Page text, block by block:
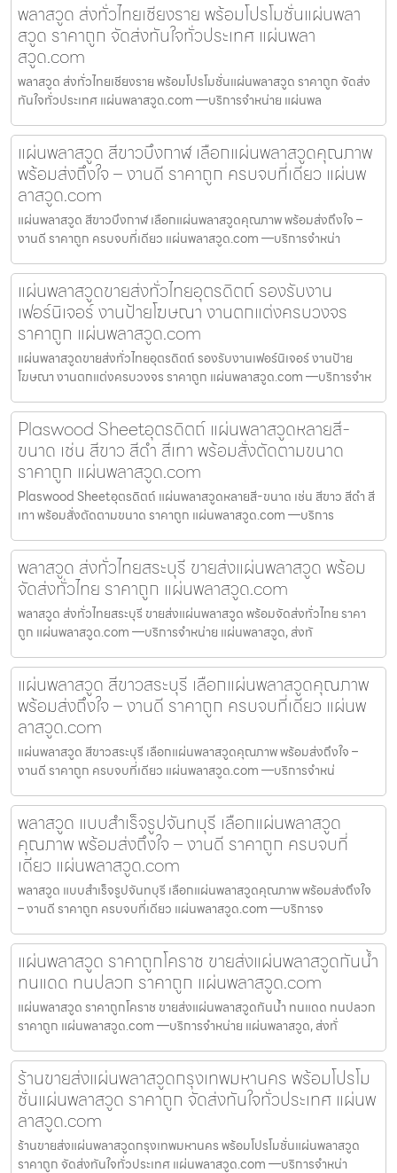
พลาสวูด ส่งทั่วไทยเชียงราย พร้อมโปรโมชั่นแผ่นพลา
สวูด ราคาถูก จัดส่งทันใจทั่วประเทศ แผ่นพลา
สวูด.com
พลาสวูด ส่งทั่วไทยเชียงราย พร้อมโปรโมชั่นแผ่นพลาสวูด ราคาถูก จัดส่ง
ทันใจทั่วประเทศ แผ่นพลาสวูด.com —บริการจำหน่าย แผ่นพล
แผ่นพลาสวูด สีขาวบึงกาฬ เลือกแผ่นพลาสวูดคุณภาพ
พร้อมส่งถึงใจ – งานดี ราคาถูก ครบจบที่เดียว แผ่นพ
ลาสวูด.com
แผ่นพลาสวูด สีขาวบึงกาฬ เลือกแผ่นพลาสวูดคุณภาพ พร้อมส่งถึงใจ –
งานดี ราคาถูก ครบจบที่เดียว แผ่นพลาสวูด.com —บริการจำหน่า
แผ่นพลาสวูดขายส่งทั่วไทยอุตรดิตถ์ รองรับงาน
เฟอร์นิเจอร์ งานป้ายโฆษณา งานตกแต่งครบวงจร
ราคาถูก แผ่นพลาสวูด.com
แผ่นพลาสวูดขายส่งทั่วไทยอุตรดิตถ์ รองรับงานเฟอร์นิเจอร์ งานป้าย
โฆษณา งานตกแต่งครบวงจร ราคาถูก แผ่นพลาสวูด.com —บริการจำห
Plaswood Sheetอุตรดิตถ์ แผ่นพลาสวูดหลายสี-
ขนาด เช่น สีขาว สีดำ สีเทา พร้อมสั่งตัดตามขนาด
ราคาถูก แผ่นพลาสวูด.com
Plaswood Sheetอุตรดิตถ์ แผ่นพลาสวูดหลายสี-ขนาด เช่น สีขาว สีดำ สี
เทา พร้อมสั่งตัดตามขนาด ราคาถูก แผ่นพลาสวูด.com —บริการ
พลาสวูด ส่งทั่วไทยสระบุรี ขายส่งแผ่นพลาสวูด พร้อม
จัดส่งทั่วไทย ราคาถูก แผ่นพลาสวูด.com
พลาสวูด ส่งทั่วไทยสระบุรี ขายส่งแผ่นพลาสวูด พร้อมจัดส่งทั่วไทย ราคา
ถูก แผ่นพลาสวูด.com —บริการจำหน่าย แผ่นพลาสวูด, ส่งทั
แผ่นพลาสวูด สีขาวสระบุรี เลือกแผ่นพลาสวูดคุณภาพ
พร้อมส่งถึงใจ – งานดี ราคาถูก ครบจบที่เดียว แผ่นพ
ลาสวูด.com
แผ่นพลาสวูด สีขาวสระบุรี เลือกแผ่นพลาสวูดคุณภาพ พร้อมส่งถึงใจ –
งานดี ราคาถูก ครบจบที่เดียว แผ่นพลาสวูด.com —บริการจำหน่
พลาสวูด แบบสำเร็จรูปจันทบุรี เลือกแผ่นพลาสวูด
คุณภาพ พร้อมส่งถึงใจ – งานดี ราคาถูก ครบจบที่
เดียว แผ่นพลาสวูด.com
พลาสวูด แบบสำเร็จรูปจันทบุรี เลือกแผ่นพลาสวูดคุณภาพ พร้อมส่งถึงใจ
– งานดี ราคาถูก ครบจบที่เดียว แผ่นพลาสวูด.com —บริการจ
แผ่นพลาสวูด ราคาถูกโคราช ขายส่งแผ่นพลาสวูดกันน้ำ
ทนแดด ทนปลวก ราคาถูก แผ่นพลาสวูด.com
แผ่นพลาสวูด ราคาถูกโคราช ขายส่งแผ่นพลาสวูดกันน้ำ ทนแดด ทนปลวก
ราคาถูก แผ่นพลาสวูด.com —บริการจำหน่าย แผ่นพลาสวูด, ส่งทั่
ร้านขายส่งแผ่นพลาสวูดกรุงเทพมหานคร พร้อมโปรโม
ชั่นแผ่นพลาสวูด ราคาถูก จัดส่งทันใจทั่วประเทศ แผ่นพ
ลาสวูด.com
ร้านขายส่งแผ่นพลาสวูดกรุงเทพมหานคร พร้อมโปรโมชั่นแผ่นพลาสวูด
ราคาถูก จัดส่งทันใจทั่วประเทศ แผ่นพลาสวูด.com —บริการจำหน่า